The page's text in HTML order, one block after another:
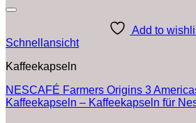
Add to
Schnellansicht
Kaffeekapseln
NESCAFÉ Farmers Origins 3
Kaffeekapseln – Kaffeekapseln für